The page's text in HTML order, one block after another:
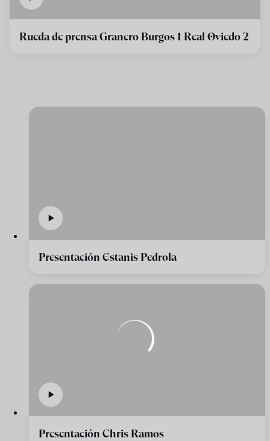
Rueda de prensa Granero Burgos 1 Real Oviedo 2
Presentación Estanis Pedrola
Presentación Chris Ramos